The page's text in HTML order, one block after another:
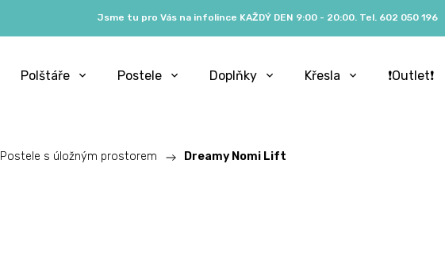
Jsme tu pro Vás na infolince KAŽDÝ DEN 9:00 - 20:00. Tel. 602 050 196
Polštáře Postele Doplňky Křesla ❗️Outlet❗️
Postele s úložným prostorem / Dreamy Nomi Lift